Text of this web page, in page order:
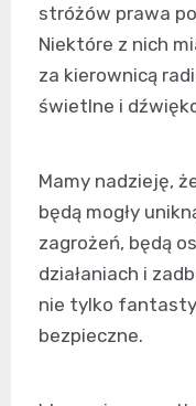
stróżów prawa
Niektóre z nich
za kierownicą
świetlne i
Mamy nadzieję,
będą mogły
zagrożeń, będą
działaniach i
nie tylko
bezpieczne.